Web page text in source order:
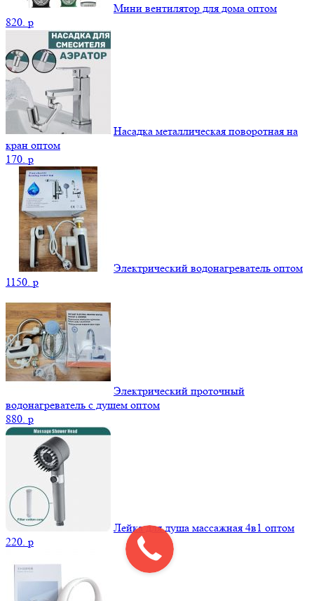
Мини вентилятор для дома оптом
820. p
Насадка металлическая поворотная на
кран оптом
170. p
Электрический водонагреватель оптом
1150. p
Электрический проточный
водонагреватель с душем оптом
880. p
Лейка для душа массажная 4в1 оптом
220. p